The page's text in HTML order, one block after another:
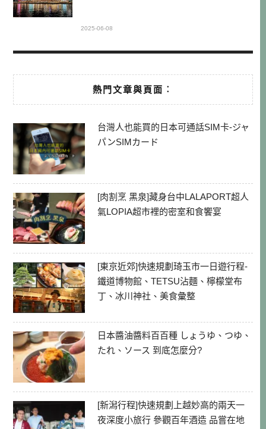
2025-06-08
熱門文章與頁面︰
台灣人也能買的日本可通話SIM卡-ジャ
パンSIMカード
[肉割烹 黑泉]藏身台中LALAPORT超人
氣LOPIA超市裡的密室和食饗宴
[東京近郊]快速規劃琦玉市一日遊行程-
鐵道博物館、TETSU沾麵、檸檬堂布
丁、冰川神社、美食彙整
日本醬油醬料百百種 しょうゆ、つゆ、
たれ、ソース 到底怎麼分?
[新潟行程]快速規劃上越妙高的兩天一
夜深度小旅行 參觀百年酒造 品嘗在地